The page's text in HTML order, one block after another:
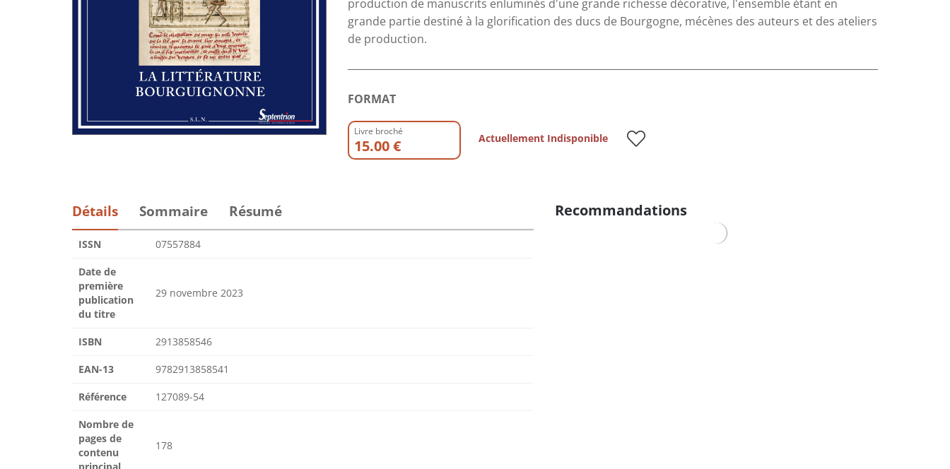
production de manuscrits enluminés d'une grande richesse décorative, l'ensemble étant en
grande partie destiné à la glorification des ducs de Bourgogne, mécènes des auteurs et des ateliers
de production.
FORMAT
Livre broché
15.00 € Actuellement Indisponible
Détails Sommaire Résumé
ISSN 07557884
Date de
première
publication
du titre
29 novembre 2023
ISBN 2913858546
EAN-13 9782913858541
Référence 127089-54
Nombre de
pages de
contenu
178
Recommandations